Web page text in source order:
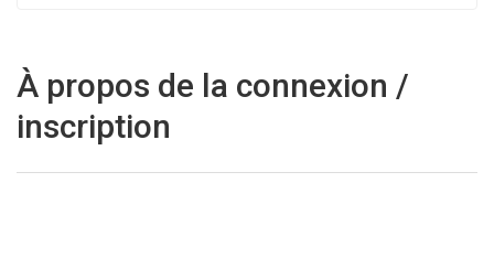
À propos de la connexion /
inscription